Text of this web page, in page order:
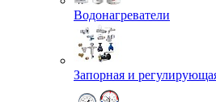
Водонагреватели
Запорная и